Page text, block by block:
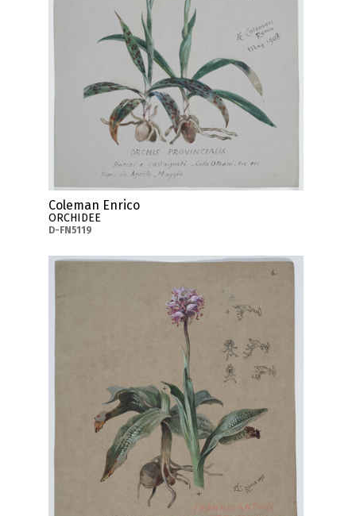
Coleman Enrico
ORCHIDEE
D-FN5119